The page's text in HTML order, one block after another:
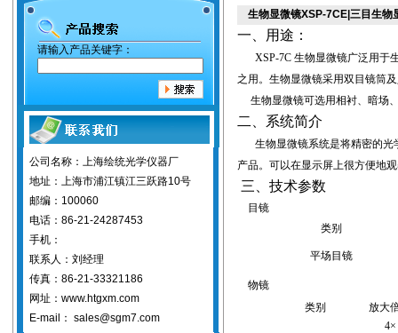
请输入产品关键字：
公司名称：上海绘统光学仪器厂
地址：上海市浦江镇江三跃路10号
邮编：100060
电话：86-21-24287453
手机：
联系人：刘经理
传真：86-21-33321186
网址：www.htgxm.com
E-mail： sales@sgm7.com
生物显微镜XSP-7CE|三目生物
一、用途：
XSP-7C 生物显微镜广泛用于
之用。生物显微镜采用双目镜筒
生物显微镜可选用相衬、暗场
二、系统简介
生物显微镜系统是将精密的
产品。可以在显示屏上很方便地
三、技术参数
目镜
类别
平场目镜
物镜
类别
放大
4×